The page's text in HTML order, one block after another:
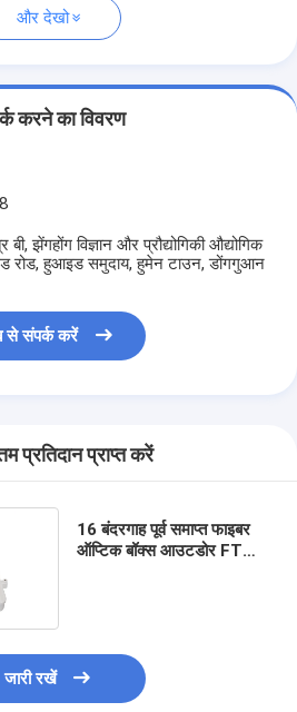
और देखो
करने का विवरण
झेंगहोंग विज्ञान और प्रौद्योगिकी औद्योगिक
रोड, हुआइड समुदाय, हुमेन टाउन, डोंगगुआन
से संपर्क करें
प्रतिदान प्राप्त करें
16 बंदरगाह पूर्व समाप्त फाइबर
ऑप्टिक बॉक्स आउटडोर FTTH
जारी रखें